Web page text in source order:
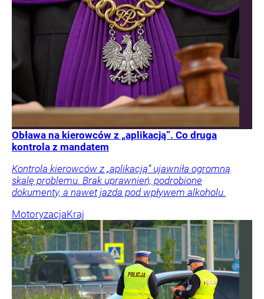
Obława na kierowców z „aplikacją”. Co druga
kontrola z mandatem
Kontrola kierowców z „aplikacją” ujawniła ogromną
skalę problemu. Brak uprawnień, podrobione
dokumenty, a nawet jazda pod wpływem alkoholu.
MotoryzacjaKraj